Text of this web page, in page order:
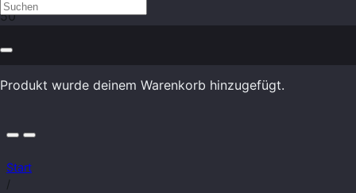
Produkt wurde deinem Warenkorb hinzugefügt.
Start
/